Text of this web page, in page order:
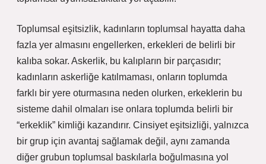
Toplumsal eşitsizlik, kadınların toplumsal hayatta daha
fazla yer almasını engellerken, erkekleri de belirli bir
kalıba sokar. Askerlik, bu kalıpların bir parçasıdır;
kadınların askerliğe katılmaması, onların toplumda
farklı bir yere oturmasına neden olurken, erkeklerin bu
sisteme dahil olmaları ise onlara toplumda belirli bir
“erkeklik” kimliği kazandırır. Cinsiyet eşitsizliği, yalnızca
bir grup için avantaj sağlamak değil, aynı zamanda
diğer grubun toplumsal baskılarla boğulmasına yol